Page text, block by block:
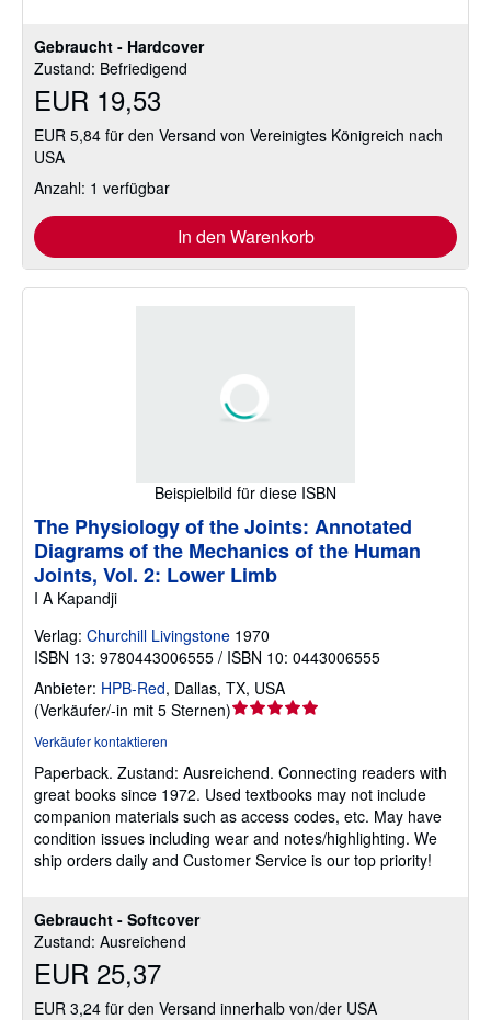
Gebraucht - Hardcover
Zustand: Befriedigend
EUR 19,53
EUR 5,84 für den Versand von Vereinigtes Königreich nach
USA
Anzahl: 1 verfügbar
In den Warenkorb
Beispielbild für diese ISBN
Gebraucht - Softcover
Zustand: Ausreichend
EUR 25,37
EUR 3,24 für den Versand innerhalb von/der USA
The Physiology of the Joints: Annotated
Diagrams of the Mechanics of the Human
Joints, Vol. 2: Lower Limb
I A Kapandji
Verlag: Churchill Livingstone 1970
ISBN 13: 9780443006555 / ISBN 10: 0443006555
Anbieter: HPB-Red, Dallas, TX, USA
(Verkäufer/-in mit 5 Sternen)Verkäuferbewertung
5
Sternen
Verkäufer kontaktieren
Paperback. Zustand: Ausreichend. Connecting readers with
great books since 1972. Used textbooks may not include
companion materials such as access codes, etc. May have
condition issues including wear and notes/highlighting. We
ship orders daily and Customer Service is our top priority!